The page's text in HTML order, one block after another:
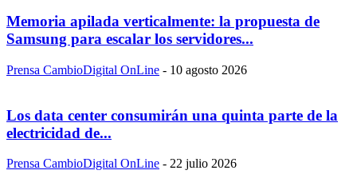
Memoria apilada verticalmente: la propuesta de
Samsung para escalar los servidores...
Prensa CambioDigital OnLine - 10 agosto 2026
Los data center consumirán una quinta parte de la
electricidad de...
Prensa CambioDigital OnLine - 22 julio 2026